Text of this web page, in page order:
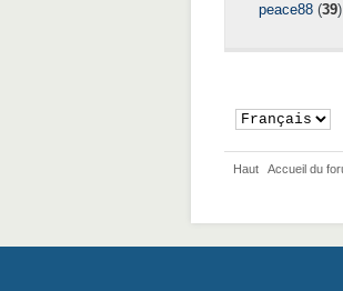
peace88 (39
Haut Accueil du